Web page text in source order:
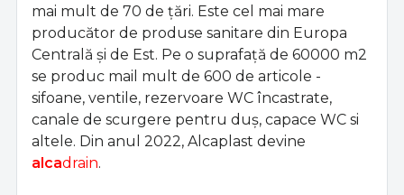
mai mult de 70 de țări. Este cel mai mare
producător de produse sanitare din Europa
Centrală și de Est. Pe o suprafață de 60000 m2
se produc mail mult de 600 de articole -
sifoane, ventile, rezervoare WC încastrate,
canale de scurgere pentru duș, capace WC si
altele. Din anul 2022, Alcaplast devine
alcadrain.